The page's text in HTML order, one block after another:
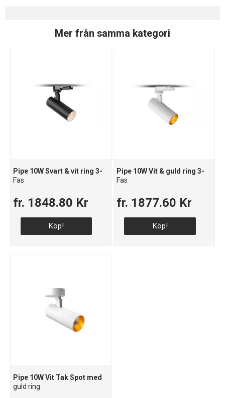
Mer från samma kategori
Pipe 10W Svart & vit ring 3-
Fas
fr. 1848.80 Kr
Köp!
Pipe 10W Vit & guld ring 3-
Fas
fr. 1877.60 Kr
Köp!
Pipe 10W Vit Tak Spot med
guld ring